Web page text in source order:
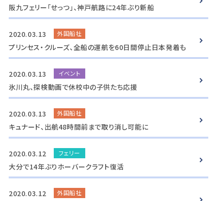
阪九フェリー「せっつ」、神戸航路に24年ぶり新船
2020.03.13 外国船社
プリンセス・クルーズ、全船の運航を60日間停止日本発着も
2020.03.13 イベント
氷川丸、探検動画で休校中の子供たち応援
2020.03.13 外国船社
キュナード、出航48時間前まで取り消し可能に
2020.03.12 フェリー
大分で14年ぶりホーバークラフト復活
2020.03.12 外国船社